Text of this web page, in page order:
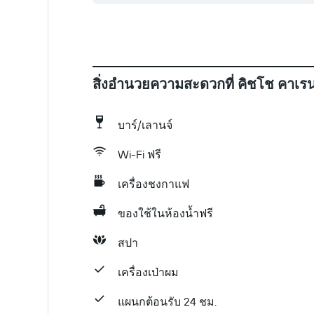
สิ่งอำนวยความสะดวกที่ คิชโช คาเร
บาร์/เลานจ์
Wi-Fi ฟรี
เครื่องชงกาแฟ
ของใช้ในห้องน้ำฟรี
สปา
เครื่องเป่าผม
แผนกต้อนรับ 24 ชม.